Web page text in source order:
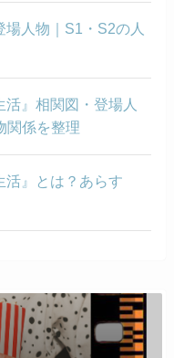
人物｜S1・S2の人
』相関図・登場人
関係を整理
活』とは？あらす